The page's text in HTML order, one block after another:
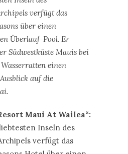
verfügt das
über einen
Überlauf-Pool. Er
Südwestküste Mauis bei
einen
auf die
Maui At Wailea“:
Inseln des
verfügt das